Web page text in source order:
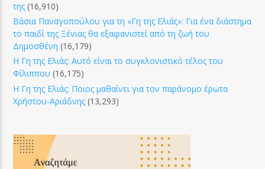
της (16,910)
Βάσια Παναγοπούλου για τη «Γη της Ελιάς»: Για ένα διάστημα
το παιδί της Ξένιας θα εξαφανιστεί από τη ζωή του
Δημοσθένη (16,179)
Η Γη της Ελιάς: Αυτό είναι το συγκλονιστικό τέλος του
Φίλιππου (16,175)
Η Γη της Ελιάς: Ποιος μαθαίνει για τον παράνομο έρωτα
Χρήστου-Αριάδνης (13,293)